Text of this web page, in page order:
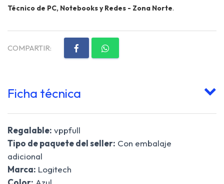
Técnico de PC, Notebooks y Redes - Zona Norte.
COMPARTIR:
Ficha técnica
Regalable: vppfull
Tipo de paquete del seller: Con embalaje
adicional
Marca: Logitech